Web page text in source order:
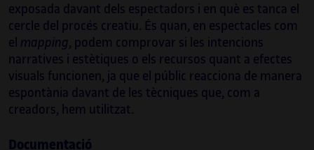
exposada davant dels espectadors i en què es tanca el
cercle del procés creatiu. És quan, en espectacles com
el mapping , podem comprovar si les intencions
narratives i estètiques o els recursos quant a efectes
visuals funcionen, ja que el públic reacciona de manera
espontània davant de les tècniques que, com a
creadors, hem utilitzat.
Documentació
(De)format a l’escena
de principis dels
anys 2000, el seu treball sonor ha
evolucionat per integrar aquesta influència
en territoris nous. La investigació recent
que ha dut a terme combina algorismes
digitals i motors de sonificació amb
se centra en la idea d’una música visual.